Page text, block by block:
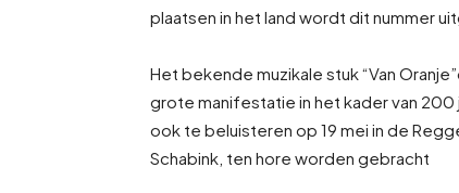
plaatsen in het land wordt dit nummer
Het bekende muzikale stuk “Van
grote manifestatie in het kader van 200
ook te beluisteren op 19 mei in de
Schabink, ten hore worden gebracht